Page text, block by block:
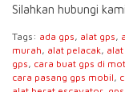
Silahkan hubungi kami.
Tags: ada gps, alat gps,
murah, alat pelacak,
gps, cara buat gps di
cara pasang gps mobil,